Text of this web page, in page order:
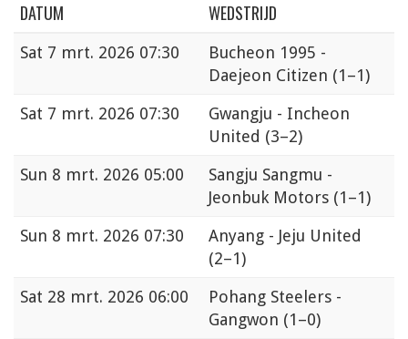
DATUM WEDSTRIJD
Sat 7 mrt. 2026 07:30
Bucheon 1995 -
Daejeon Citizen (1–1)
Sat 7 mrt. 2026 07:30
Gwangju - Incheon
United (3–2)
Sun 8 mrt. 2026 05:00
Sangju Sangmu -
Jeonbuk Motors (1–1)
Sun 8 mrt. 2026 07:30
Anyang - Jeju United
(2–1)
Sat 28 mrt. 2026 06:00
Pohang Steelers -
Gangwon (1–0)